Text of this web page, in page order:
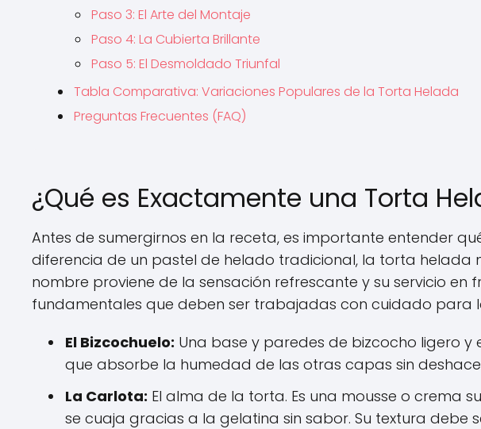
Paso 3: El Arte del Montaje
Paso 4: La Cubierta Brillante
Paso 5: El Desmoldado Triunfal
Tabla Comparativa: Variaciones Populares de la Torta Helada
Preguntas Frecuentes (FAQ)
¿Qué es Exactamente una Torta
Antes de sumergirnos en la receta, es importante entender
diferencia de un pastel de helado tradicional, la torta helada
nombre proviene de la sensación refrescante y su servicio en
fundamentales que deben ser trabajadas con cuidado para
El Bizcochuelo: Una base y paredes de bizcocho ligero y
que absorbe la humedad de las otras capas sin
La Carlota: El alma de la torta. Es una mousse o crema
se cuaja gracias a la gelatina sin sabor. Su textura debe